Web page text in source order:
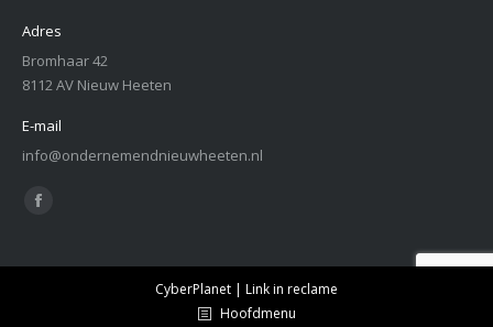
Adres
Bromhaar 42
8112 AV Nieuw Heeten
E-mail
info@ondernemendnieuwheeten.nl
Vind ons op:
Facebook
opens
CyberPlanet | Link in reclame
Hoofdmenu